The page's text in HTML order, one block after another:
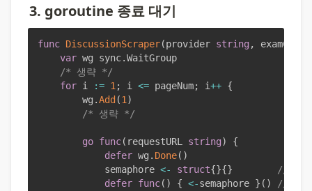
3. goroutine 종료 대기
func DiscussionScraper(provider string , examCode
var wg sync.WaitGroup
/* 생략 */
for i := 1; i <= pageNum; i++ {
		wg
.Add (1)
/* 생략 */
go func( requestURL string)
{
defer wg . Done( )
			semaphore
<- struct{}{}
// 세
defer func( ) { <-semaphore } ( ) // 세